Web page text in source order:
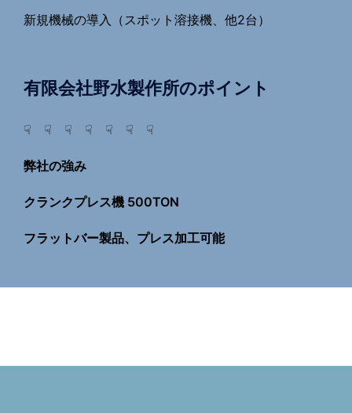
新規機械の導入（スポット溶接機、他2台）
有限会社野水製作所のポイント
☟ ☟ ☟ ☟ ☟ ☟ ☟
弊社の強み
クランクプレス機 500TON
フラットバー製品、プレス加工可能